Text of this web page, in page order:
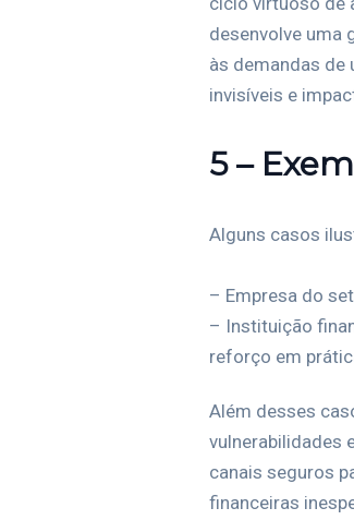
desenvolve uma
às demandas
invisíveis e
5 –
Alguns casos
– Empresa do
– Instituição
reforço em
Além desses
vulnerabilidades
canais seguros
financeiras